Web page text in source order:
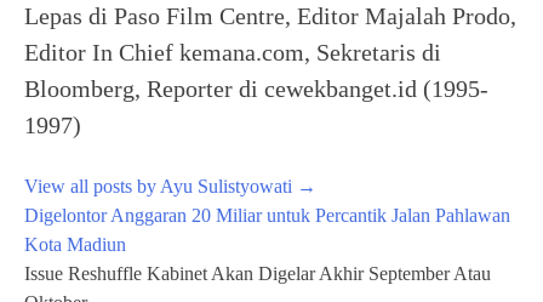
Lepas di Paso Film Centre, Editor Majalah Prodo,
Editor In Chief kemana.com, Sekretaris di
Bloomberg, Reporter di cewekbanget.id (1995-
1997)
View all posts by Ayu Sulistyowati →
Post
navigation
Digelontor Anggaran 20 Miliar untuk Percantik Jalan Pahlawan
Kota Madiun
Issue Reshuffle Kabinet Akan Digelar Akhir September Atau